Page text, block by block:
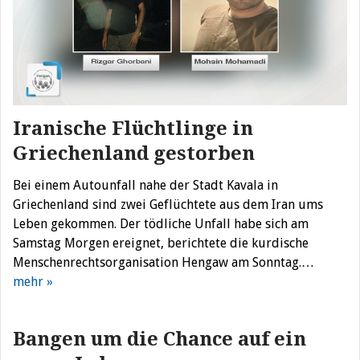
Iranische Flüchtlinge in
Griechenland gestorben
Bei einem Autounfall nahe der Stadt Kavala in
Griechenland sind zwei Geflüchtete aus dem Iran ums
Leben gekommen. Der tödliche Unfall habe sich am
Samstag Morgen ereignet, berichtete die kurdische
Menschenrechtsorganisation Hengaw am Sonntag.…
mehr »
Bangen um die Chance auf ein